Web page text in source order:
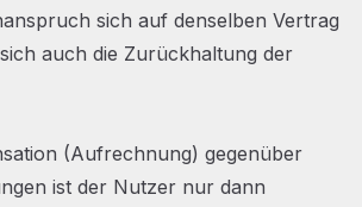
sich auf denselben Vertrag
auch die Zurückhaltung der
(Aufrechnung) gegenüber
ist der Nutzer nur dann